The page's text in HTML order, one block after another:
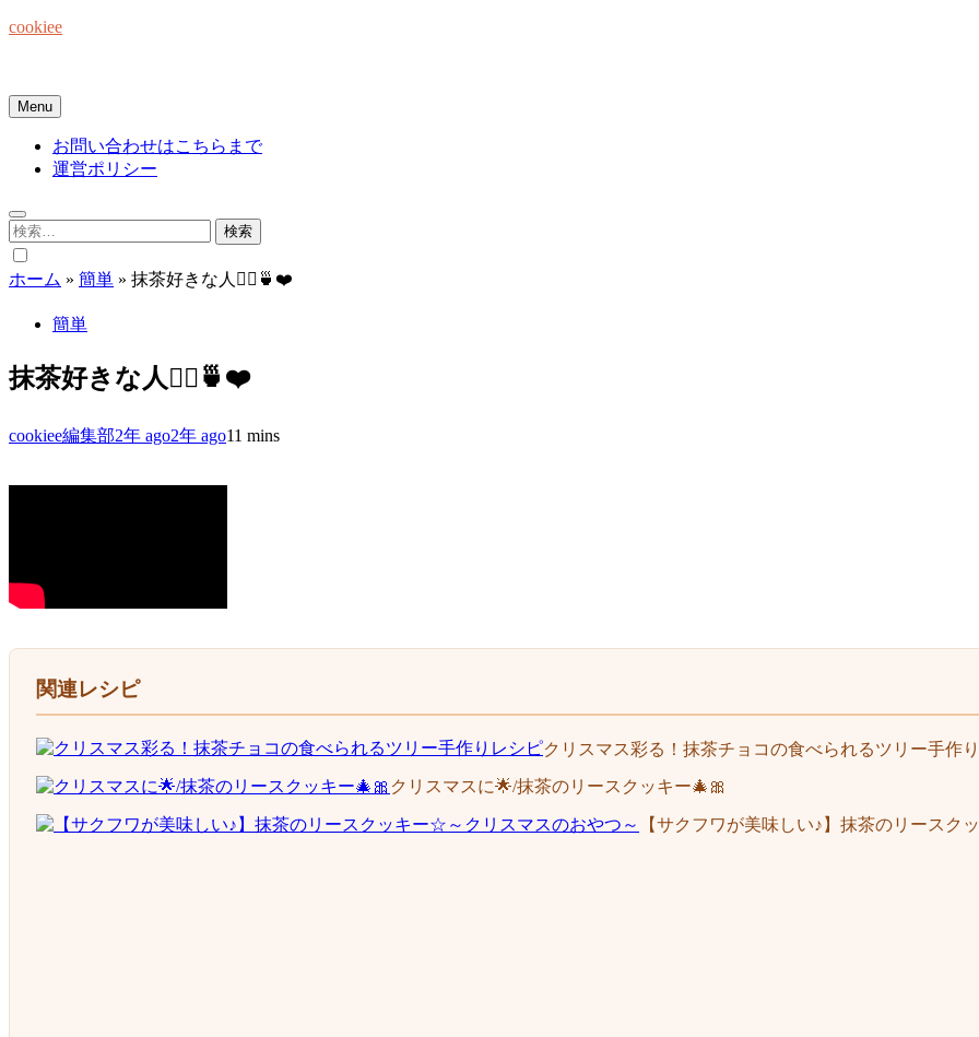
Skip
cookiee
Menu
お問い合わせはこちらまで
運営ポリシー
検
索:
ホーム » 簡単 » 抹茶好きな人🙋‍♀️🍵❤️
簡単
抹茶好きな人🙋‍♀️🍵❤️
cookiee編集部2年 ago2年 ago11 mins
関連レシピ
クリスマス彩る！抹茶チョコの食べられるツリー手作
クリスマスに🌟/抹茶のリースクッキー🎄🎀
【サクフワが美味しい♪】抹茶のリースク